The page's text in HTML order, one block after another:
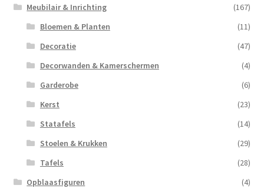
Meubilair & Inrichting
(167)
Bloemen & Planten
(11)
Decoratie
(47)
Decorwanden & Kamerschermen
(4)
Garderobe
(6)
Kerst
(23)
Statafels
(14)
Stoelen & Krukken
(29)
Tafels
(28)
Opblaasfiguren
(4)